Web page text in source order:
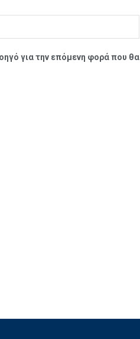
για την επόμενη φορά που θα